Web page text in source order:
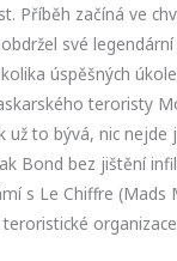
Příběh začíná ve
své
úspěšných
teroristy
už to bývá, nic nejde
Bond bez jištění
s Le Chiffre (Mads